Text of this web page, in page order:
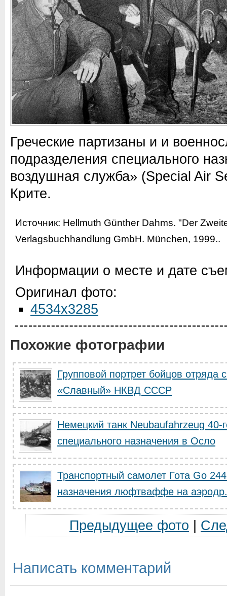
Греческие партизаны и и
подразделения специального
воздушная служба» (Special Air
Крите.
Источник: Hellmuth Günther Dahms. "Der
Verlagsbuchhandlung GmbH. München, 1999..
Информации о месте и дате
Оригинал фото:
4534x3285
Похожие фотографии
Групповой портрет бойцов отряда
«Славный» НКВД СССР
Немецкий танк Neubaufahrzeug 40-
специального назначения в Осло
Транспортный самолет Гота Go
назначения люфтваффе на
Предыдущее фото
Написать комментарий